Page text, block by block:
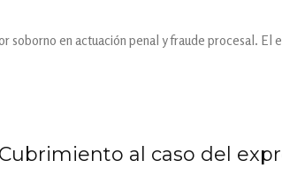
soborno en actuación penal y fraude procesal. El
Cubrimiento al caso del